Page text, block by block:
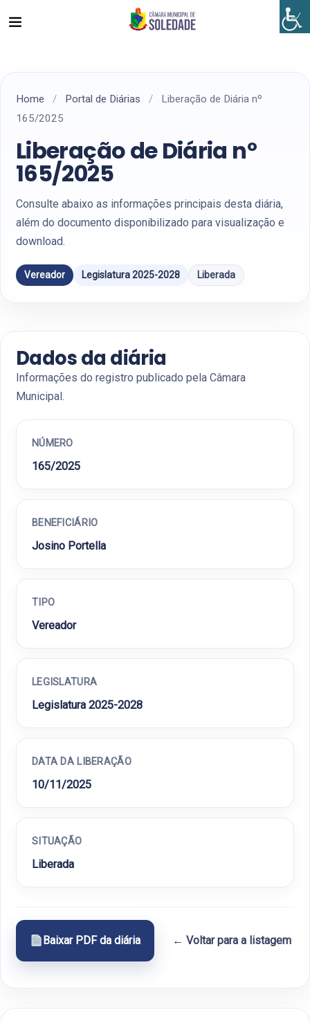
Home / Portal de Diárias /
Liberação de Diária nº
165/2025
Liberação de Diária nº
165/2025
Consulte abaixo as informações principais desta diária,
além do documento disponibilizado para visualização e
download.
Vereador Legislatura 2025-2028 Liberada
Dados da diária
Informações do registro publicado pela Câmara
Municipal.
NÚMERO
165/2025
BENEFICIÁRIO
Josino Portella
TIPO
Vereador
LEGISLATURA
Legislatura 2025-2028
DATA DA LIBERAÇÃO
10/11/2025
SITUAÇÃO
Liberada
Baixar PDF da diária ← Voltar para a listagem